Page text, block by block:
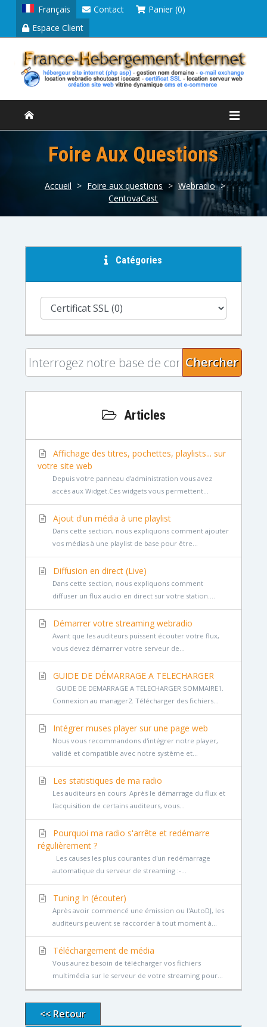
Français Contact
Panier (0)
Espace Client
Foire Aux Questions
Accueil > Foire aux questions > Webradio >
CentovaCast
Catégories
Chercher
Articles
Affichage des titres, pochettes, playlists... sur
votre site web
Depuis votre panneau d'administration vous avez
accès aux Widget.Ces widgets vous permettent...
Ajout d'un média à une playlist
Dans cette section, nous expliquons comment ajouter
vos médias à une playlist de base pour être...
Diffusion en direct (Live)
Dans cette section, nous expliquons comment
diffuser un flux audio en direct sur votre station....
Démarrer votre streaming webradio
Avant que les auditeurs puissent écouter votre flux,
vous devez démarrer votre serveur de...
GUIDE DE DÉMARRAGE A TELECHARGER
GUIDE DE DEMARRAGE A TELECHARGER SOMMAIRE1.
Connexion au manager2. Télécharger des fichiers...
Intégrer muses player sur une page web
Nous vous recommandons d'intégrer notre player,
validé et compatible avec notre système et...
Les statistiques de ma radio
Les auditeurs en cours Après le démarrage du flux et
l'acquisition de certains auditeurs, vous...
Pourquoi ma radio s'arrête et redémarre
régulièrement ?
Les causes les plus courantes d'un redémarrage
automatique du serveur de streaming :-...
Tuning In (écouter)
Après avoir commencé une émission ou l'AutoDJ, les
auditeurs peuvent se raccorder à tout moment à...
Téléchargement de média
Vous aurez besoin de télécharger vos fichiers
multimédia sur le serveur de votre streaming pour...
<< Retour